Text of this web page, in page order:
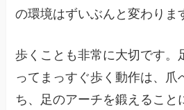
の環境はずいぶんと変わりま
歩くことも非常に大切です。
ってまっすぐ歩く動作は、爪
ち、足のアーチを鍛えること